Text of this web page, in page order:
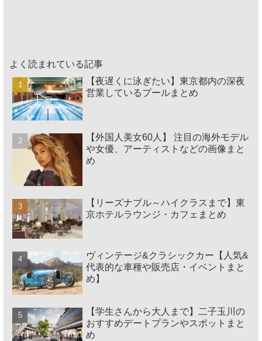
よく読まれている記事
【夜遅くに泳ぎたい】東京都内の深夜
営業しているプールまとめ
【外国人美女60人】 注目の海外モデル
や女優、アーティストなどの画像まと
め
【リーズナブル～ハイクラスまで】東
京ホテルラウンジ・カフェまとめ
ヴィンテージ&クラシックカー【人気&
代表的な車種や販売店・イベントまと
め】
【学生さんから大人まで】二子玉川の
おすすめデートプランやスポットまと
め